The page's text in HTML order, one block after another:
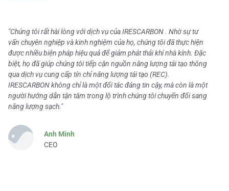
"Chúng tôi rất hài lòng với dịch vụ của IRESCARBON . Nhờ sự tư
vấn chuyên nghiệp và kinh nghiệm của họ, chúng tôi đã thực hiện
được nhiều biện pháp hiệu quả để giảm phát thải khí nhà kính. Đặc
biệt, họ đã giúp chúng tôi tiếp cận nguồn năng lượng tái tạo thông
qua dịch vụ cung cấp tín chỉ năng lượng tái tạo (REC).
IRESCARBON không chỉ là một đối tác đáng tin cậy, mà còn là một
người hướng dẫn tận tâm trong lộ trình chúng tôi chuyển đổi sang
năng lượng sạch."
Anh Minh
CEO